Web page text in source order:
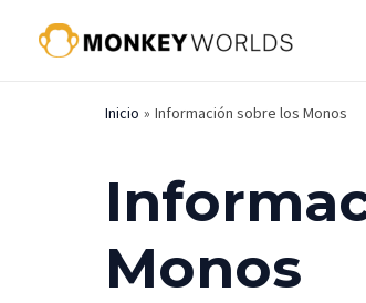
Inicio Información sobre los Monos
Monos